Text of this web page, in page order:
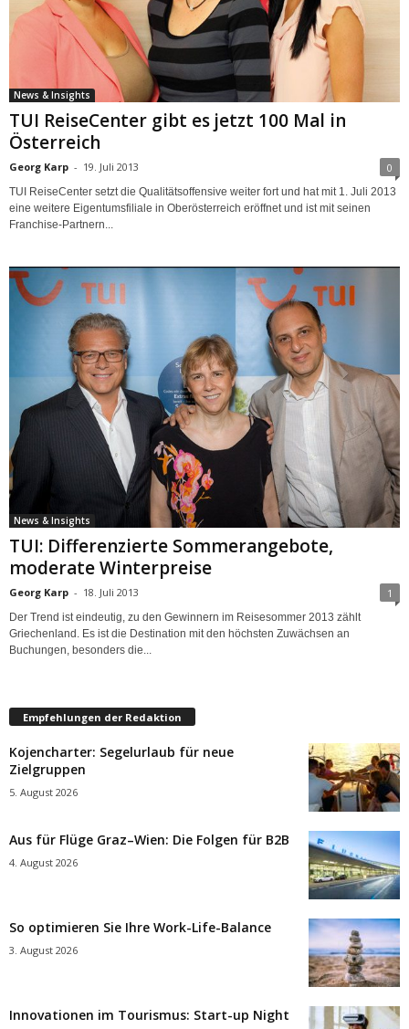
News & Insights
TUI ReiseCenter gibt es jetzt 100 Mal in
Österreich
Georg Karp - 19. Juli 2013 0
TUI ReiseCenter setzt die Qualitätsoffensive weiter fort und hat mit 1. Juli 2013
eine weitere Eigentumsfiliale in Oberösterreich eröffnet und ist mit seinen
Franchise-Partnern...
News & Insights
TUI: Differenzierte Sommerangebote,
moderate Winterpreise
Georg Karp - 18. Juli 2013 1
Der Trend ist eindeutig, zu den Gewinnern im Reisesommer 2013 zählt
Griechenland. Es ist die Destination mit den höchsten Zuwächsen an
Buchungen, besonders die...
Empfehlungen der Redaktion
Kojencharter: Segelurlaub für neue
Zielgruppen
5. August 2026
Aus für Flüge Graz–Wien: Die Folgen für B2B
4. August 2026
So optimieren Sie Ihre Work-Life-Balance
3. August 2026
Innovationen im Tourismus: Start-up Night